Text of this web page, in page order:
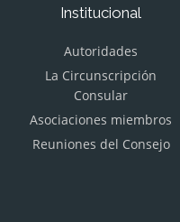
Institucional
Autoridades
La Circunscripción
Consular
Asociaciones miembros
Reuniones del Consejo